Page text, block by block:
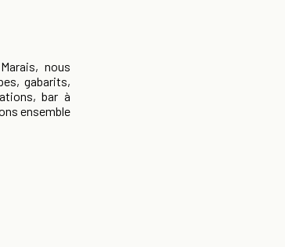
nous
gabarits,
bar à
ensemble